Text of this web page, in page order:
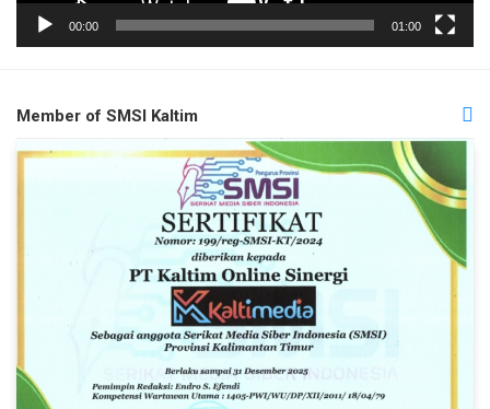
00:00 01:00
Member of SMSI Kaltim